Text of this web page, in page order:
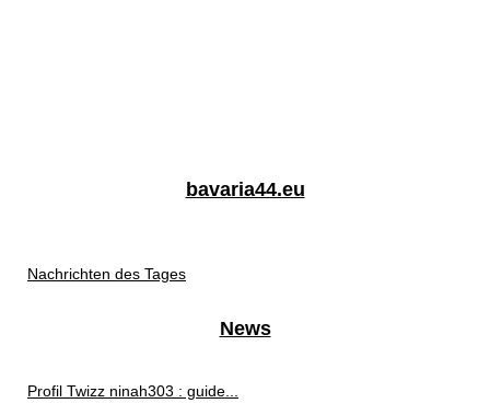
bavaria44.eu
Nachrichten des Tages
News
Profil Twizz ninah303 : guide...